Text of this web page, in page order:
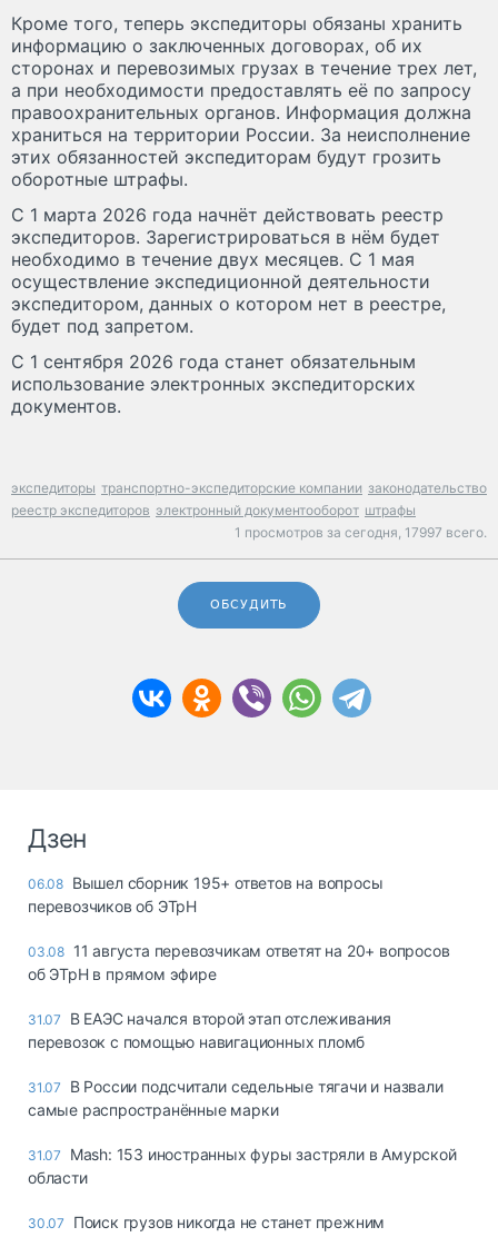
Кроме того, теперь экспедиторы обязаны хранить
информацию о заключенных договорах, об их
сторонах и перевозимых грузах в течение трех лет,
а при необходимости предоставлять её по запросу
правоохранительных органов. Информация должна
храниться на территории России. За неисполнение
этих обязанностей экспедиторам будут грозить
оборотные штрафы.
С 1 марта 2026 года начнёт действовать реестр
экспедиторов. Зарегистрироваться в нём будет
необходимо в течение двух месяцев. С 1 мая
осуществление экспедиционной деятельности
экспедитором, данных о котором нет в реестре,
будет под запретом.
С 1 сентября 2026 года станет обязательным
использование электронных экспедиторских
документов.
экспедиторы транспортно-экспедиторские компании законодательство
реестр экспедиторов электронный документооборот штрафы
1 просмотров за сегодня, 17997 всего.
ОБСУДИТЬ
Дзен
06.08 Вышел сборник 195+ ответов на вопросы
перевозчиков об ЭТрН
03.08 11 августа перевозчикам ответят на 20+ вопросов
об ЭТрН в прямом эфире
31.07
В ЕАЭС начался второй этап отслеживания
перевозок с помощью навигационных пломб
31.07
В России подсчитали седельные тягачи и назвали
самые распространённые марки
31.07
Mash: 153 иностранных фуры застряли в Амурской
области
30.07 Поиск грузов никогда не станет прежним